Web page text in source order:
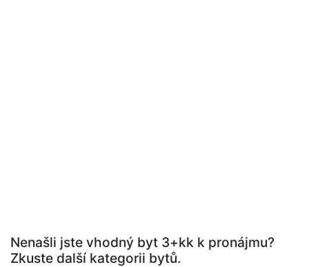
Nenašli jste vhodný byt 3+kk k pronájmu?
Zkuste další kategorii bytů.